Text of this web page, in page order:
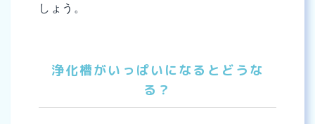
しょう。
浄化槽がいっぱいになるとどうな
る？